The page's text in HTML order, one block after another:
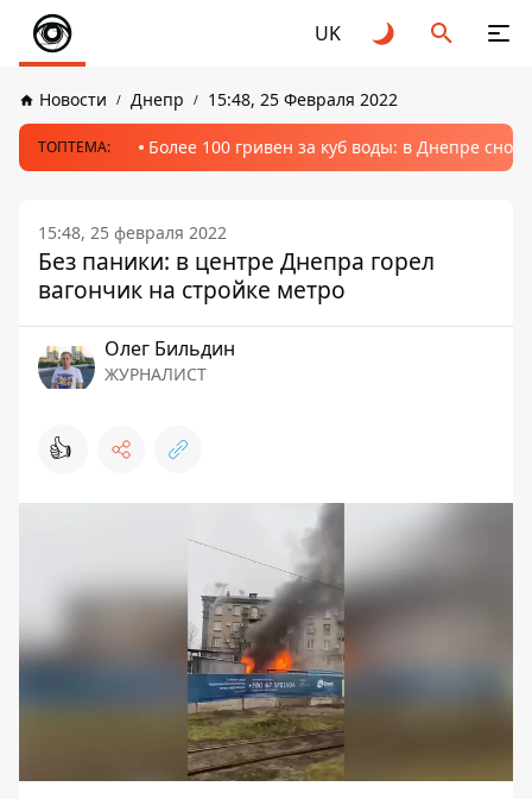
UK
Новости Днепр 15:48, 25 Февраля 2022
ТОПТЕМА: Более 100 гривен за куб воды: в Днепре
15:48, 25 февраля 2022
Без паники: в центре Днепра горел
вагончик на стройке метро
Олег Бильдин
ЖУРНАЛИСТ
👍